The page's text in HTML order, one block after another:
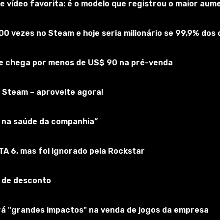
of Tanks 1.23.0.1, uma nova piada foi lançada e a voz
de futebol americano. Afinal, todas as frases são
de carne", "Hoje o hospital está cheio", "Fãs estão
inimigos", etc.
situação de jogo que está acontecendo no campo de
sua vida diária, estamos ansiosos para mais
vídeo favorita: é o modelo que registrou o maior
vezes no Steam e hoje seria milionário se 99,9%
chega por menos de US$ 90 na pré-venda
– aproveite agora!
saúde da companhia”
6, mas foi ignorado pela Rockstar
desconto
"grandes impactos" na venda de jogos da empresa